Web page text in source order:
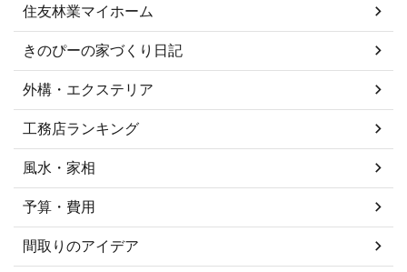
住友林業マイホーム
きのぴーの家づくり日記
外構・エクステリア
工務店ランキング
風水・家相
予算・費用
間取りのアイデア